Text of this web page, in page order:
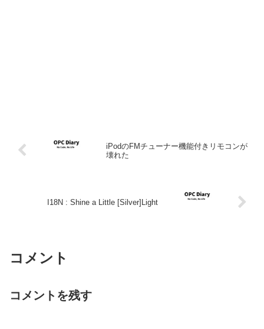
iPodのFMチューナー機能付きリモコンが
壊れた
I18N : Shine a Little [Silver]Light
コメント
コメントを残す